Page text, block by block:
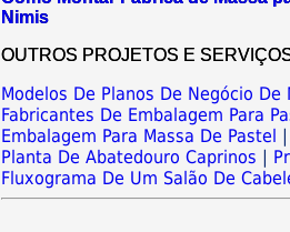
Nimis
OUTROS PROJETOS E
Modelos De Planos De Negócio De
Fabricantes De Embalagem Para
Embalagem Para Massa De Pastel
Planta De Abatedouro Caprinos
Fluxograma De Um Salão De